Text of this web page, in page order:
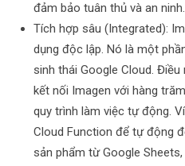
đảm bảo tuân thủ và an ninh.
Tích hợp sâu (Integrated):
dụng độc lập. Nó là một
sinh thái Google Cloud.
kết nối Imagen với hàng
quy trình làm việc tự động.
Cloud Function để tự động
sản phẩm từ Google